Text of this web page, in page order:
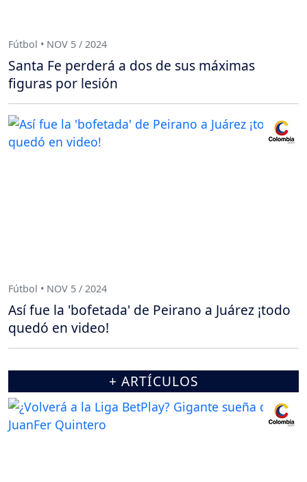
Fútbol • NOV 5 / 2024
Santa Fe perderá a dos de sus máximas
figuras por lesión
Fútbol • NOV 5 / 2024
Así fue la 'bofetada' de Peirano a Juárez ¡todo
quedó en video!
+ ARTÍCULOS